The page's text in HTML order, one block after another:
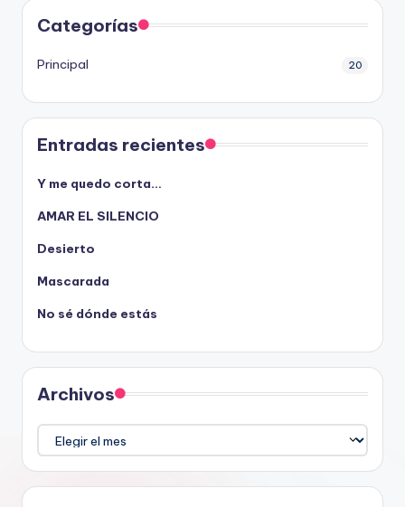
Categorías
Principal 20
Entradas recientes
Y me quedo corta…
AMAR EL SILENCIO
Desierto
Mascarada
No sé dónde estás
Archivos
Archivos